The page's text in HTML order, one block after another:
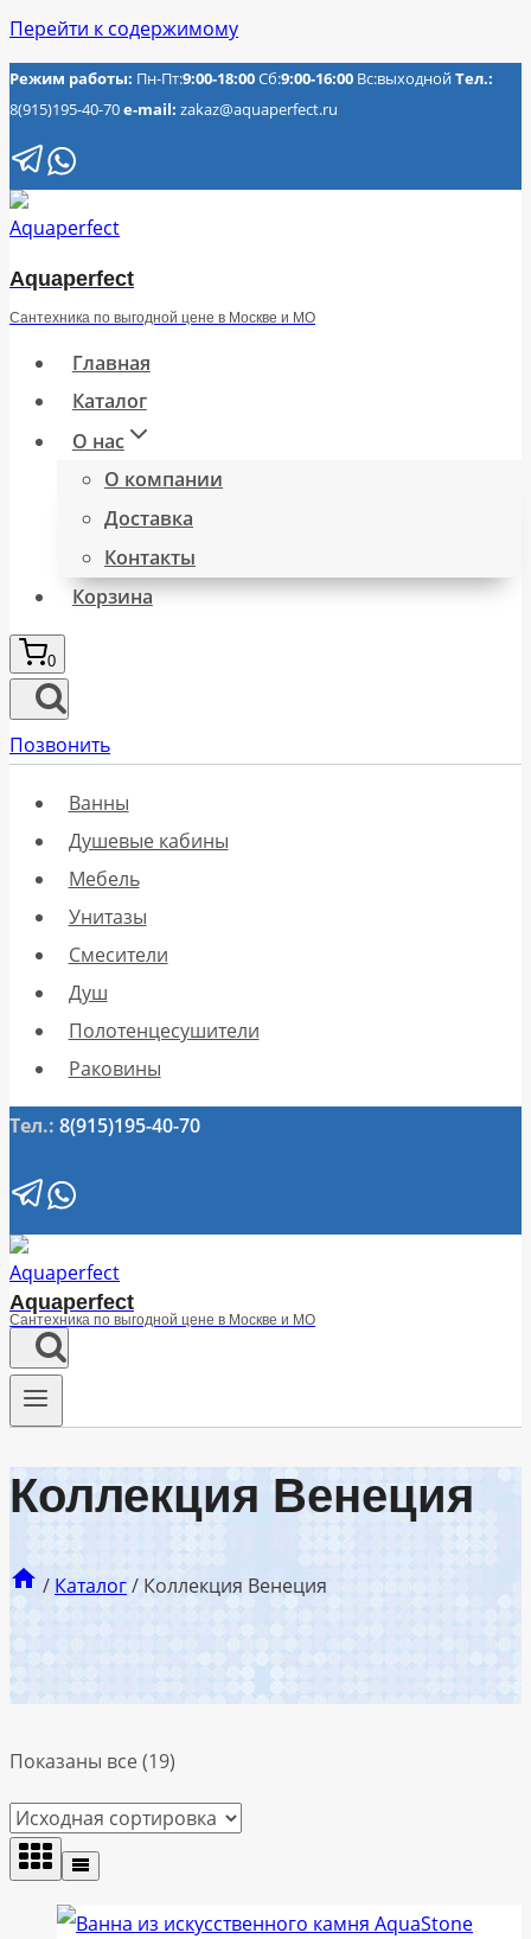
Перейти к содержимому
Режим работы: Пн-Пт:9:00-18:00Сб:9:00-16:00 Вс:выходнойТел.:
8(915)195-40-70e-mail: zakaz@aquaperfect.ru
Aquaperfect
Сантехника по выгодной цене в Москве и МО
Главная
Каталог
О нас
О компании
Доставка
Контакты
Корзина
0
Позвонить
Ванны
Душевые кабины
Мебель
Унитазы
Смесители
Душ
Полотенцесушители
Раковины
Тел.: 8(915)195-40-70
Aquaperfect
Сантехника по выгодной цене в Москве и МО
Коллекция Венеция
/ Каталог/ Коллекция Венеция
Показаны все (19)